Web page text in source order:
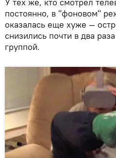
постоянно, в "фоновом"
оказалась еще хуже —
снизились почти в два
группой.